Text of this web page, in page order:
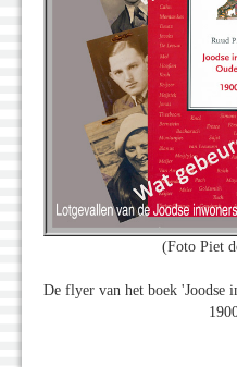
(Foto Piet
De flyer van het boek 'Joodse